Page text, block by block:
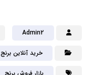
Admin2
خرید آنلاین برنج